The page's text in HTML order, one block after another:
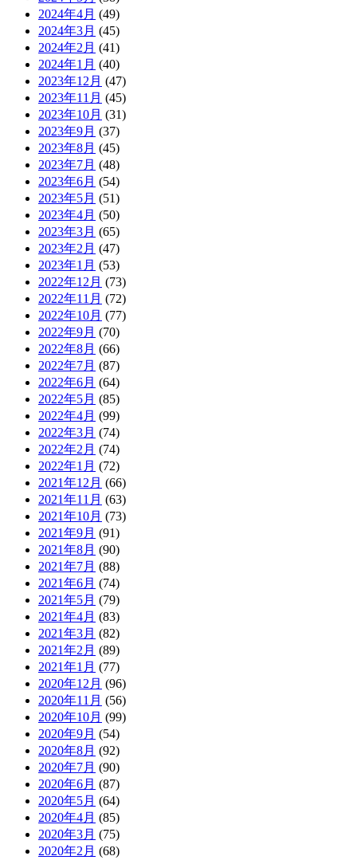
2024年4月 (49)
2024年3月 (45)
2024年2月 (41)
2024年1月 (40)
2023年12月 (47)
2023年11月 (45)
2023年10月 (31)
2023年9月 (37)
2023年8月 (45)
2023年7月 (48)
2023年6月 (54)
2023年5月 (51)
2023年4月 (50)
2023年3月 (65)
2023年2月 (47)
2023年1月 (53)
2022年12月 (73)
2022年11月 (72)
2022年10月 (77)
2022年9月 (70)
2022年8月 (66)
2022年7月 (87)
2022年6月 (64)
2022年5月 (85)
2022年4月 (99)
2022年3月 (74)
2022年2月 (74)
2022年1月 (72)
2021年12月 (66)
2021年11月 (63)
2021年10月 (73)
2021年9月 (91)
2021年8月 (90)
2021年7月 (88)
2021年6月 (74)
2021年5月 (79)
2021年4月 (83)
2021年3月 (82)
2021年2月 (89)
2021年1月 (77)
2020年12月 (96)
2020年11月 (56)
2020年10月 (99)
2020年9月 (54)
2020年8月 (92)
2020年7月 (90)
2020年6月 (87)
2020年5月 (64)
2020年4月 (85)
2020年3月 (75)
2020年2月 (68)